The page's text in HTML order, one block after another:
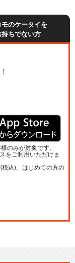
モのケータイを
持ちでない方
のみが対象です。
をご利用いただけま
込)、はじめての方の